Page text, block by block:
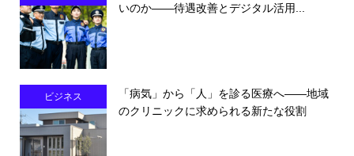
いのか――待遇改善とデジタル活用...
ビジネス
「病気」から「人」を診る医療へ――地域
のクリニックに求められる新たな役割